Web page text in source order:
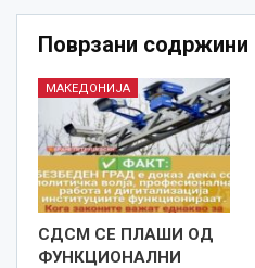
Поврзани содржини
МАКЕДОНИЈА
СДСМ СЕ ПЛАШИ ОД
ФУНКЦИОНАЛНИ